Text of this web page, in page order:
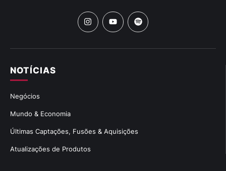
NOTÍCIAS
Negócios
Mundo & Economia
Últimas Captações, Fusões & Aquisições
Atualizações de Produtos